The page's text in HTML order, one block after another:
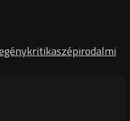
szépirodalmi